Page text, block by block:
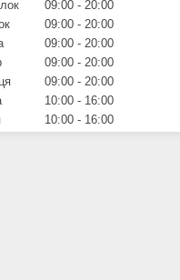
09:00
20:00
09:00
20:00
09:00
20:00
09:00
20:00
09:00
20:00
10:00
16:00
10:00 16:00